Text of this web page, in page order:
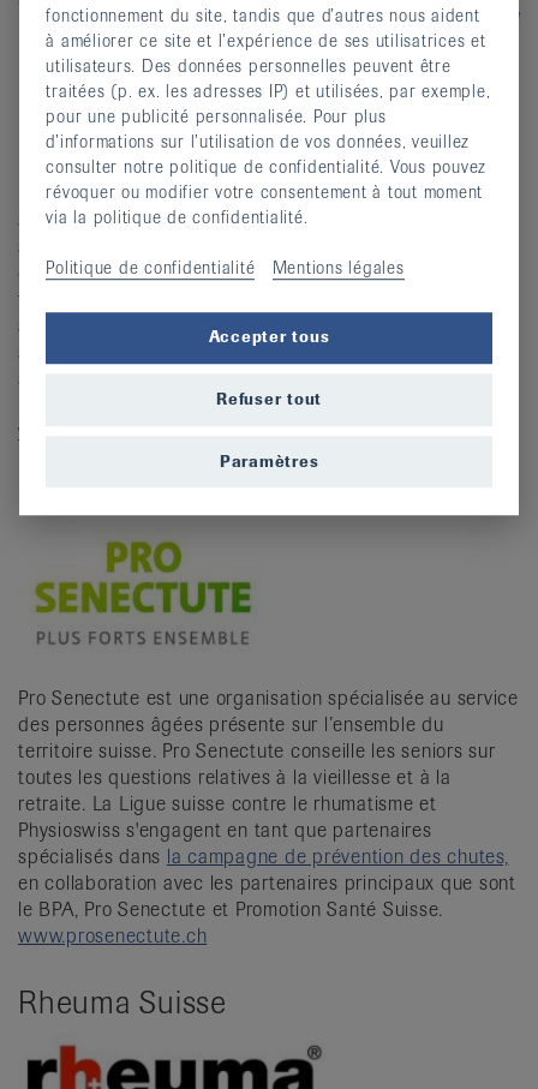
La physiothérapie améliore la qualité de vie des
patient·e·s et vise à éliminer les dysfonctionnements et
les douleurs physiques. Elle intervient dans le traitement,
la rééducation, la prévention, dans la promotion de la
santé et le traitement palliatif. Physioswiss, l’Association
suisse de physiothérapie, représente les intérêts de près
de 10°000 membres. Pour la population, elle oeuvre à
façonner l’avenir du système de santé, en collaboration
avec 16 associations cantonales et régionales. La Ligue
suisse contre le rhumatisme et Physioswiss se
soutiennent mutuellement à travers leurs activités et les
manifestations qu’elles organisent.
www.physioswiss.ch
Pro Senectute est une organisation spécialisée au service
des personnes âgées présente sur l’ensemble du
territoire suisse. Pro Senectute conseille les seniors sur
toutes les questions relatives à la vieillesse et à la
retraite. La Ligue suisse contre le rhumatisme et
Physioswiss s'engagent en tant que partenaires
spécialisés dans la campagne de prévention des chutes,
en collaboration avec les partenaires principaux que sont
le BPA, Pro Senectute et Promotion Santé Suisse.
www.prosenectute.ch
Rheuma Suisse
fonctionnement du site, tandis que d’autres nous aident
à améliorer ce site et l’expérience de ses utilisatrices et
utilisateurs. Des données personnelles peuvent être
traitées (p. ex. les adresses IP) et utilisées, par exemple,
pour une publicité personnalisée. Pour plus
d’informations sur l’utilisation de vos données, veuillez
consulter notre politique de confidentialité. Vous pouvez
révoquer ou modifier votre consentement à tout moment
via la politique de confidentialité.
Politique de confidentialité Mentions légales
Accepter tous
Refuser tout
Paramètres